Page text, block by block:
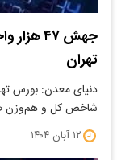
جهش ۴۷
تهران
شاخص کل و هم‌وزن
۱۲ آبان ۱۴۰۴